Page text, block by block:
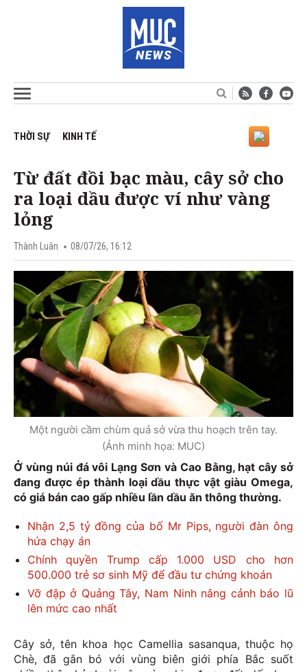
THỜI SỰ KINH TẾ
Từ đất đồi bạc màu, cây sở cho
ra loại dầu được ví như vàng
lỏng
Thành Luân 08/07/26, 16:12
Một người cầm chùm quả sở vừa thu hoạch trên tay.
(Ảnh minh họa: MUC)
Ở vùng núi đá vôi Lạng Sơn và Cao Bằng, hạt cây sở
đang được ép thành loại dầu thực vật giàu Omega,
có giá bán cao gấp nhiều lần dầu ăn thông thường.
Nhận 2,5 tỷ đồng của bố Mr Pips, người đàn ông
hứa chạy án
Chính quyền Trump cấp 1.000 USD cho hơn
500.000 trẻ sơ sinh Mỹ để đầu tư chứng khoán
Vỡ đập ở Quảng Tây, Nam Ninh nâng cảnh báo lũ
lên mức cao nhất
Cây sở, tên khoa học Camellia sasanqua, thuộc họ
Chè, đã gắn bó với vùng biên giới phía Bắc suốt